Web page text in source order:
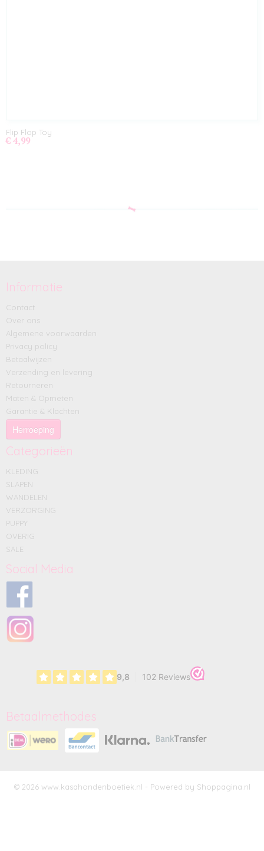
Flip Flop Toy
€ 4,99
Informatie
Contact
Over ons
Algemene voorwaarden
Privacy policy
Betaalwijzen
Verzending en levering
Retourneren
Maten & Opmeten
Garantie & Klachten
Herroeping
Categorieën
KLEDING
SLAPEN
WANDELEN
VERZORGING
PUPPY
OVERIG
SALE
Social Media
Betaalmethodes
© 2026 www.kasahondenboetiek.nl - Powered by Shoppagina.nl